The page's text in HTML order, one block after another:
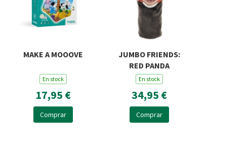
MAKE A MOOOVE
En stock
17,95 €
Comprar
JUMBO FRIENDS:
RED PANDA
En stock
34,95 €
Comprar